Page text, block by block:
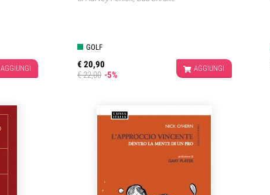
AGGIUNGI
GOLF
€ 20,90
€ 22,00 -5%
AGGIUNGI